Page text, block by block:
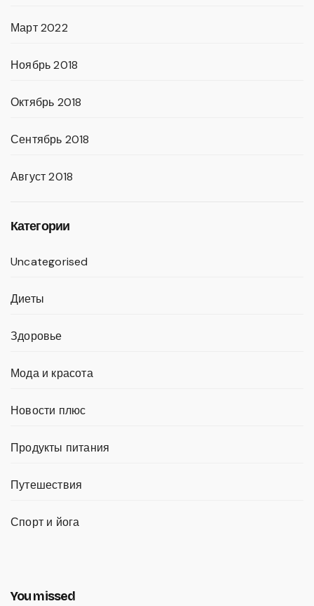
Март 2022
Ноябрь 2018
Октябрь 2018
Сентябрь 2018
Август 2018
Категории
Uncategorised
Диеты
Здоровье
Мода и красота
Новости плюс
Продукты питания
Путешествия
Спорт и йога
You missed